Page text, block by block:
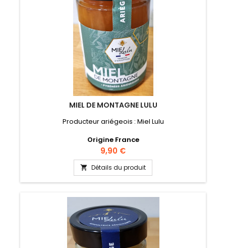
MIEL DE MONTAGNE LULU
Producteur ariégeois : Miel Lulu
Origine France
Prix
9,90 €
 Détails du produit